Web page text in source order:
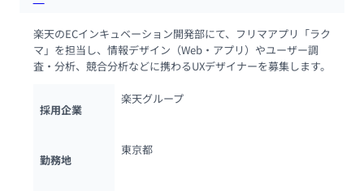
楽天のECインキュベーション開発部にて、フリマアプリ「ラク
マ」を担当し、情報デザイン（Web・アプリ）やユーザー調
査・分析、競合分析などに携わるUXデザイナーを募集します。
採用企業
楽天グループ
勤務地
東京都